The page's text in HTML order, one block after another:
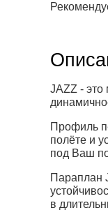
JAZZ - это
Профиль
полёте и
под Ваш
Параплан
в